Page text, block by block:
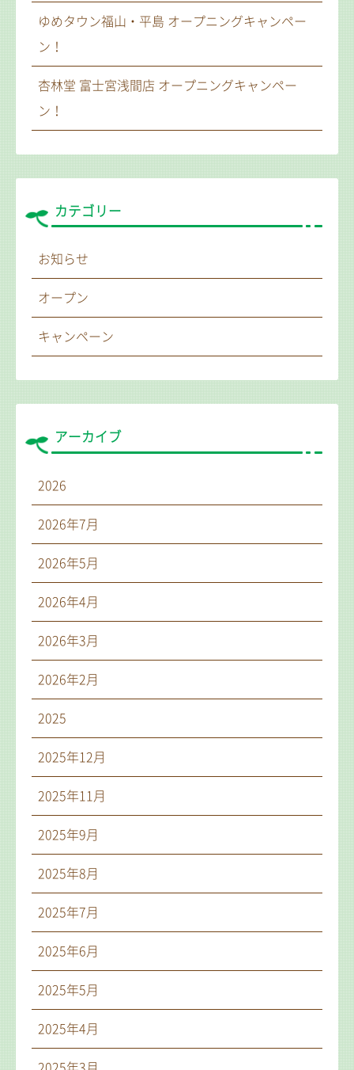
ゆめタウン福山・平島 オープニングキャンペー
ン！
杏林堂 富士宮浅間店 オープニングキャンペー
ン！
カテゴリー
お知らせ
オープン
キャンペーン
アーカイブ
2026
2026年7月
2026年5月
2026年4月
2026年3月
2026年2月
2025
2025年12月
2025年11月
2025年9月
2025年8月
2025年7月
2025年6月
2025年5月
2025年4月